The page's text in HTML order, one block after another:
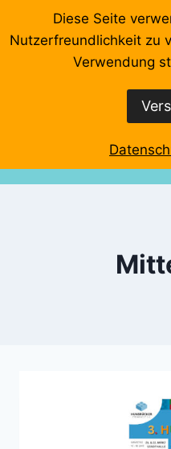
Inhalt
Startseite Videos
Diese Seite
Nutzerfreundlichkeit zu
Verwendung